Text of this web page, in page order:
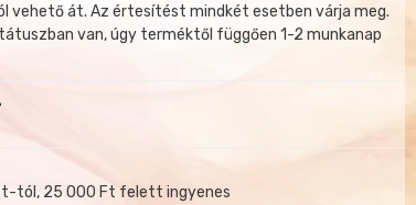
vehető át. Az értesítést mindkét esetben várja meg.
van, úgy terméktől függően 1-2 munkanap
tól, 25 000 Ft felett ingyenes